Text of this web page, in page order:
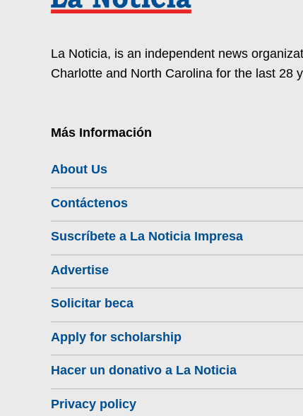
La Noticia, is an independent news
Charlotte and North Carolina for the last 28
Más Información
About Us
Contáctenos
Suscríbete a La Noticia Impresa
Advertise
Solicitar beca
Apply for scholarship
Hacer un donativo a La Noticia
Privacy policy